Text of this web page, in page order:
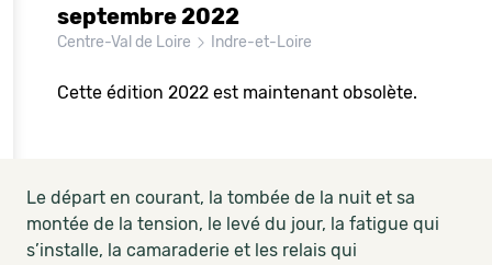
septembre 2022
Centre-Val de Loire Indre-et-Loire
Cette édition 2022 est maintenant obsolète.
Le départ en courant, la tombée de la nuit et sa
montée de la tension, le levé du jour, la fatigue qui
s’installe, la camaraderie et les relais qui